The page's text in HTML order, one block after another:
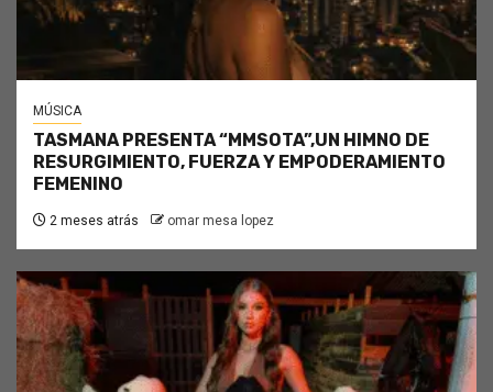
MÚSICA
TASMANA PRESENTA “MMSOTA”,UN HIMNO DE
RESURGIMIENTO, FUERZA Y EMPODERAMIENTO
FEMENINO
2 meses atrás omar mesa lopez